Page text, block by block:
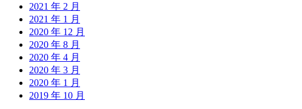
2021 年 2 月
2021 年 1 月
2020 年 12 月
2020 年 8 月
2020 年 4 月
2020 年 3 月
2020 年 1 月
2019 年 10 月